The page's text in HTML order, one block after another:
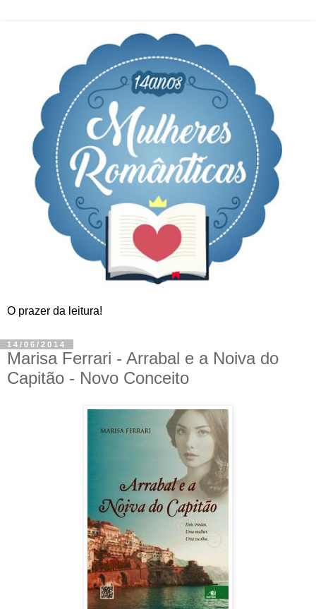
O prazer da leitura!
14/06/2014
Marisa Ferrari - Arrabal e a Noiva do
Capitão - Novo Conceito